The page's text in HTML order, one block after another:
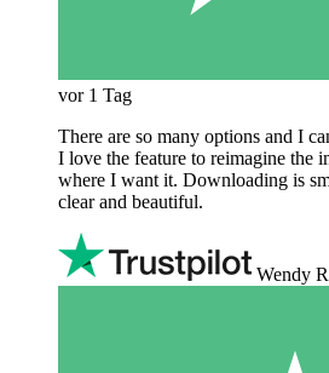
vor 1 Tag
There are so many options and I
I love the feature to reimagine the
where I want it. Downloading is
clear and beautiful.
Wendy